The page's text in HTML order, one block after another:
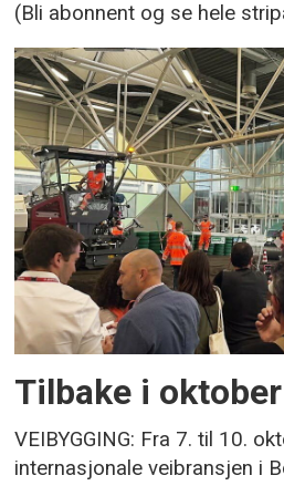
(Bli abonnent og se hele
Tilbake i oktober
VEIBYGGING: Fra 7. til 10.
internasjonale veibransjen i